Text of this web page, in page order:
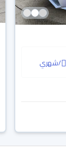
/شهري